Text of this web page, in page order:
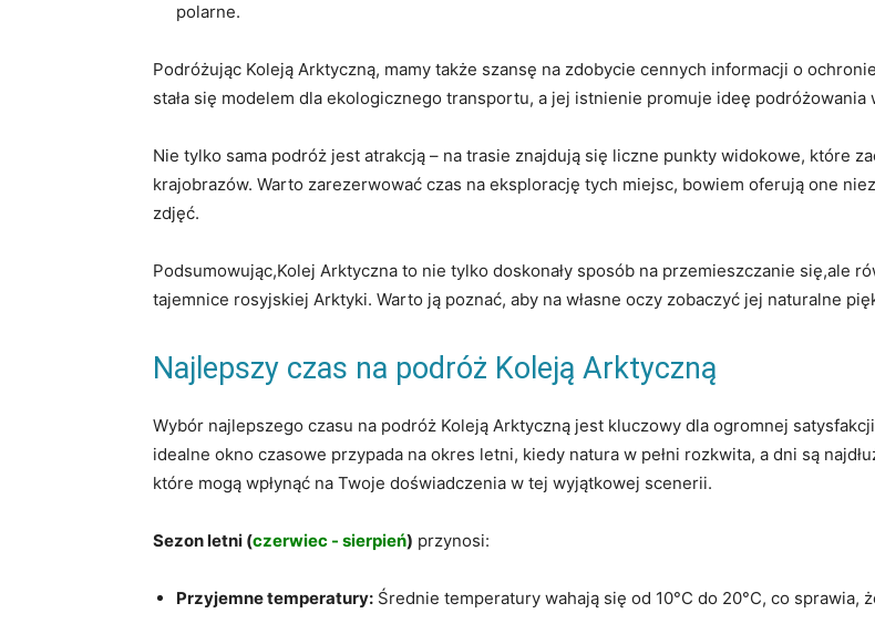
polarne.
Podróżując Koleją Arktyczną, mamy także szansę na zdobycie cennych informacji⁤ o
stała się modelem dla ekologicznego transportu, a ‌jej ⁤istnienie promuje ideę podróżowania
Nie tylko sama podróż jest atrakcją – na trasie znajdują ‍się liczne‌ punkty widokowe, które
krajobrazów. Warto zarezerwować czas ‍na eksplorację ‌tych miejsc, bowiem⁢ oferują one
zdjęć.
Podsumowując,Kolej Arktyczna to nie tylko ‍doskonały sposób na przemieszczanie się,ale
tajemnice⁤ rosyjskiej ‌Arktyki. Warto ją poznać, aby​ na własne oczy zobaczyć jej⁢ naturalne
Najlepszy czas na​ podróż Koleją Arktyczną
Wybór najlepszego czasu na podróż Koleją Arktyczną jest kluczowy ‍dla ogromnej
idealne ⁢okno czasowe przypada ‌na⁣ okres⁢ letni, kiedy​ natura w pełni‌ rozkwita, a dni są
które mogą wpłynąć na Twoje ⁢doświadczenia w ⁣tej wyjątkowej scenerii.
Sezon letni (czerwiec -‌ sierpień) przynosi:
Przyjemne temperatury: Średnie temperatury‌ wahają się od 10°C do 20°C, co